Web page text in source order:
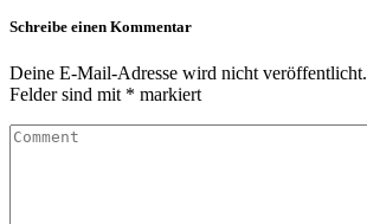
Schreibe einen Kommentar
Deine E-Mail-Adresse wird nicht veröffentlicht.
Felder sind mit * markiert